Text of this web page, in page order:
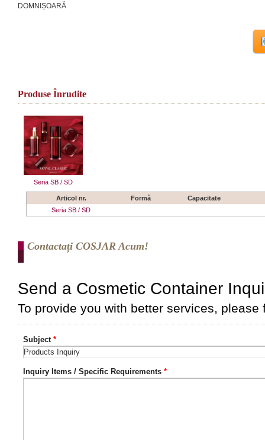
DOMNIȘOARĂ
Produse Înrudite
Seria SB / SD
Articol nr. Formă
Capacitate
Seria SB / SD
Contactați COSJAR Acum!